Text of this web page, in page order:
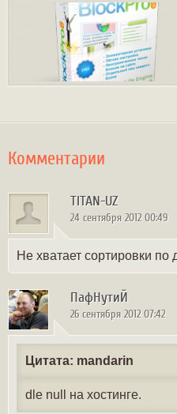
Комментарии
TITAN-UZ
24 сентября 2012 00:49
Не хватает сортировки по
ПафНутиЙ
26 сентября 2012 07:42
Цитата: mandarin
dle null на хостинге.